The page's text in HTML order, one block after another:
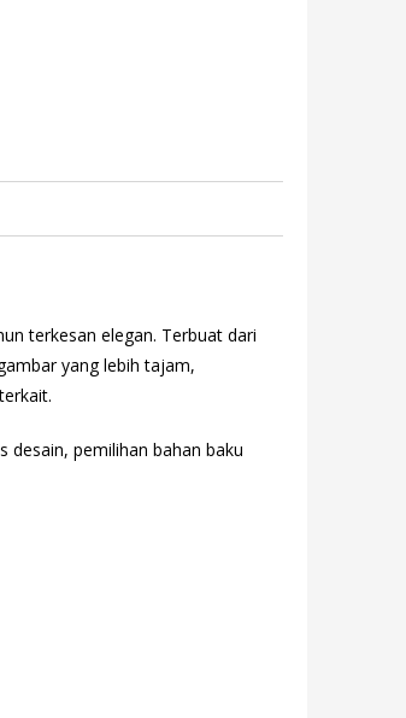
terkesan elegan. Terbuat dari
yang lebih tajam,
desain, pemilihan bahan baku